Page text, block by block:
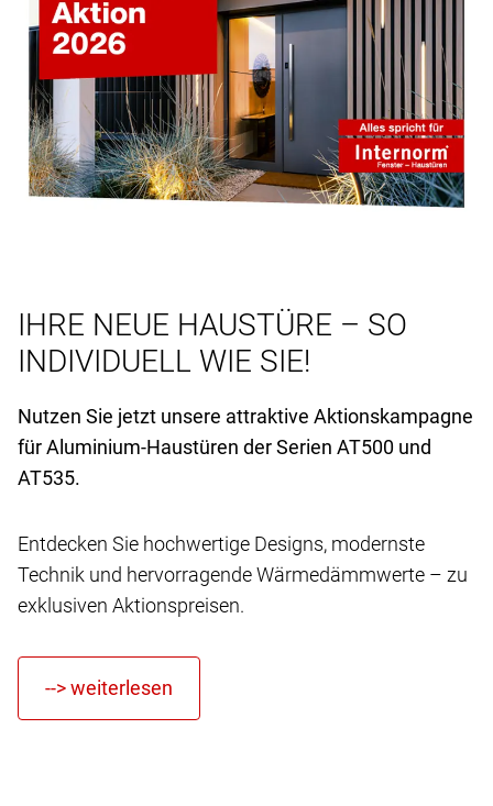
IHRE NEUE HAUSTÜRE – SO
INDIVIDUELL WIE SIE!
Nutzen Sie jetzt unsere attraktive Aktionskampagne
für Aluminium-Haustüren der Serien AT500 und
AT535.
Entdecken Sie hochwertige Designs, modernste
Technik und hervorragende Wärmedämmwerte – zu
exklusiven Aktionspreisen.